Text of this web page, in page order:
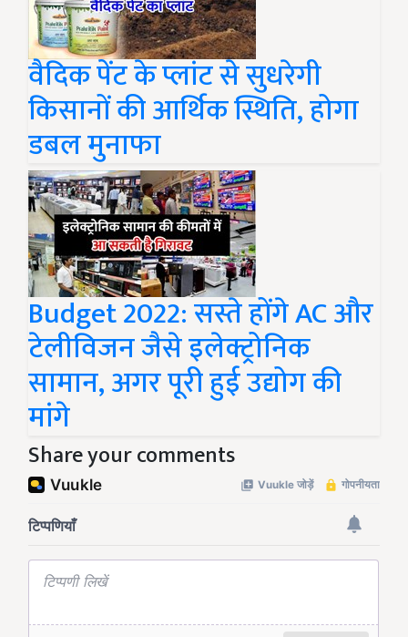
वैदिक पेंट के प्लांट से सुधरेगी
किसानों की आर्थिक स्थिति, होगा
डबल मुनाफा
Budget 2022: सस्ते होंगे AC और
टेलीविजन जैसे इलेक्ट्रोनिक
सामान, अगर पूरी हुई उद्योग की
मांगे
Share your comments